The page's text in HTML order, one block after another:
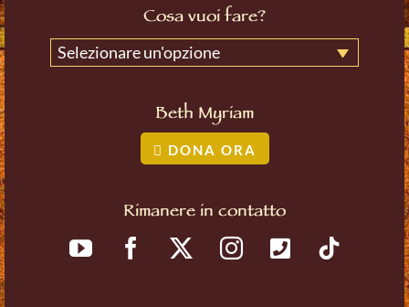
Cosa vuoi fare?
Selezionare un'opzione
Beth Myriam
DONA ORA
Rimanere in contatto